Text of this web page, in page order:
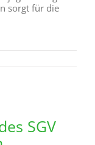
sorgt für die
SGV